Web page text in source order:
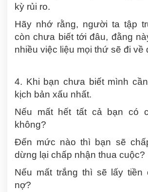
kỳ rủi ro.
Hãy nhớ rằng, người ta tập
còn chưa biết tới đâu, đằng
nhiều việc liệu mọi thứ sẽ đi về
4. Khi bạn chưa biết mình
kịch bản xấu nhất.
Nếu mất hết tất cả bạn có
không?
Đến mức nào thì bạn sẽ
dừng lại chấp nhận thua cuộc?
Nếu mất trắng thì sẽ lấy tiền
nợ?